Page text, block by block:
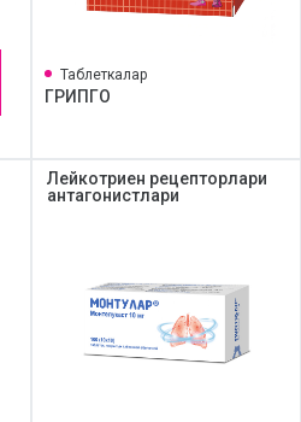
Таблеткалар
ГРИПГО
Лейкотриен рецепторлари
антагонистлари